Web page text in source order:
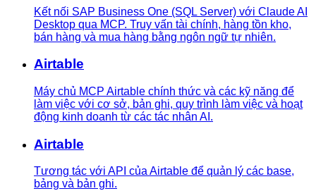
Kết nối SAP Business One (SQL Server) với Claude AI
Desktop qua MCP. Truy vấn tài chính, hàng tồn kho,
bán hàng và mua hàng bằng ngôn ngữ tự nhiên.
Airtable
Máy chủ MCP Airtable chính thức và các kỹ năng để
làm việc với cơ sở, bản ghi, quy trình làm việc và hoạt
động kinh doanh từ các tác nhân AI.
Airtable
Tương tác với API của Airtable để quản lý các base,
bảng và bản ghi.